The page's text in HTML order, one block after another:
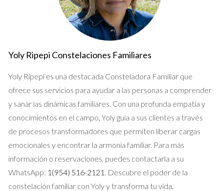
Yoly Ripepi Constelaciones Familiares
Yoly Ripepi es una destacada Consteladora Familiar que
ofrece sus servicios para ayudar a las personas a comprender
y sanar las dinámicas familiares. Con una profunda empatía y
conocimientos en el campo, Yoly guía a sus clientes a través
de procesos transformadores que permiten liberar cargas
emocionales y encontrar la armonía familiar. Para más
información o reservaciones, puedes contactarla a su
WhatsApp: 1(954) 516-2121 . Descubre el poder de la
constelación familiar con Yoly y transforma tu vida.